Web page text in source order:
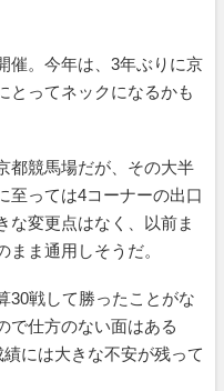
催。今年は、3年ぶりに京
とってネックになるかも
都競馬場だが、その大半
至っては4コーナーの出口
な変更点はなく、以前ま
ま通用しそうだ。
戦して勝ったことがな
で仕方のない面はある
には大きな不安が残って